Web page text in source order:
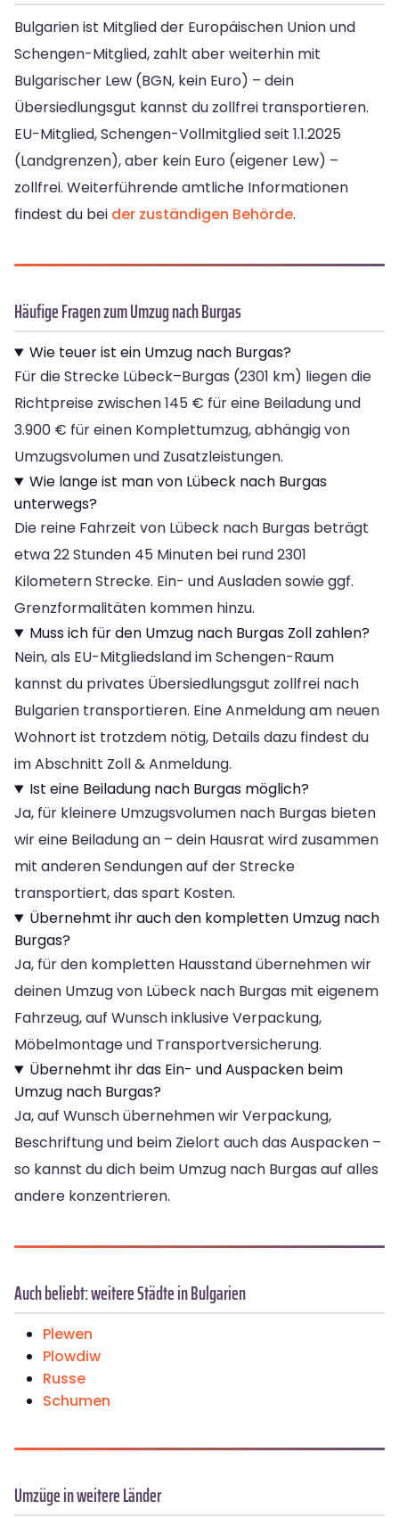
Bulgarien ist Mitglied der Europäischen Union und
Schengen-Mitglied, zahlt aber weiterhin mit
Bulgarischer Lew (BGN, kein Euro) – dein
Übersiedlungsgut kannst du zollfrei transportieren.
EU-Mitglied, Schengen-Vollmitglied seit 1.1.2025
(Landgrenzen), aber kein Euro (eigener Lew) –
zollfrei. Weiterführende amtliche Informationen
findest du bei der zuständigen Behörde.
Häufige Fragen zum Umzug nach Burgas
Wie teuer ist ein Umzug nach Burgas?
Für die Strecke Lübeck–Burgas (2301 km) liegen die
Richtpreise zwischen 145 € für eine Beiladung und
3.900 € für einen Komplettumzug, abhängig von
Umzugsvolumen und Zusatzleistungen.
Wie lange ist man von Lübeck nach Burgas
unterwegs?
Die reine Fahrzeit von Lübeck nach Burgas beträgt
etwa 22 Stunden 45 Minuten bei rund 2301
Kilometern Strecke. Ein- und Ausladen sowie ggf.
Grenzformalitäten kommen hinzu.
Muss ich für den Umzug nach Burgas Zoll zahlen?
Nein, als EU-Mitgliedsland im Schengen-Raum
kannst du privates Übersiedlungsgut zollfrei nach
Bulgarien transportieren. Eine Anmeldung am neuen
Wohnort ist trotzdem nötig, Details dazu findest du
im Abschnitt Zoll & Anmeldung.
Ist eine Beiladung nach Burgas möglich?
Ja, für kleinere Umzugsvolumen nach Burgas bieten
wir eine Beiladung an – dein Hausrat wird zusammen
mit anderen Sendungen auf der Strecke
transportiert, das spart Kosten.
Übernehmt ihr auch den kompletten Umzug nach
Burgas?
Ja, für den kompletten Hausstand übernehmen wir
deinen Umzug von Lübeck nach Burgas mit eigenem
Fahrzeug, auf Wunsch inklusive Verpackung,
Möbelmontage und Transportversicherung.
Übernehmt ihr das Ein- und Auspacken beim
Umzug nach Burgas?
Ja, auf Wunsch übernehmen wir Verpackung,
Beschriftung und beim Zielort auch das Auspacken –
so kannst du dich beim Umzug nach Burgas auf alles
andere konzentrieren.
Auch beliebt: weitere Städte in Bulgarien
Plewen
Plowdiw
Russe
Schumen
Umzüge in weitere Länder